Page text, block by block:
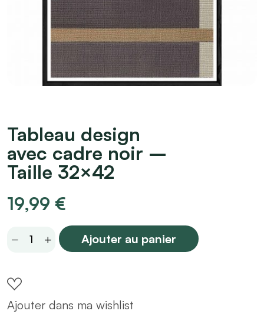
Tableau design
avec cadre noir –
Taille 32×42
19,99 €
Tableau
cadre
noir
Ajouter au panier
Ajouter dans ma wishlist